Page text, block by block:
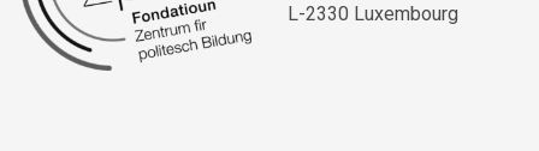
L-2330 Luxembourg